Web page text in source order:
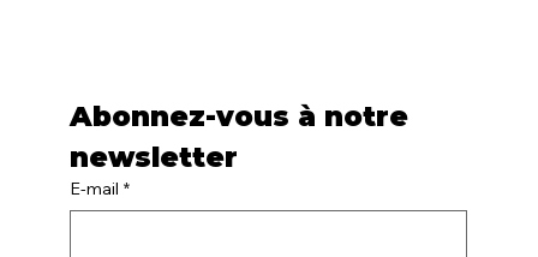
Abonnez-vous à notre
newsletter
E-mail *